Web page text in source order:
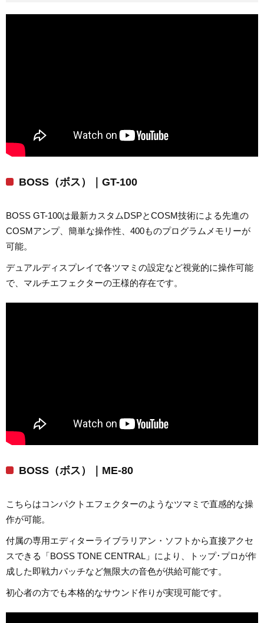
BOSS（ボス）｜GT-100
BOSS GT-100は最新カスタムDSPとCOSM技術による先進の
COSMアンプ、簡単な操作性、400ものプログラムメモリーが
可能。
デュアルディスプレイで各ツマミの設定など視覚的に操作可能
で、マルチエフェクターの王様的存在です。
BOSS（ボス）｜ME-80
こちらはコンパクトエフェクターのようなツマミで直感的な操
作が可能。
付属の専用エディターライブラリアン・ソフトから直接アクセ
スできる「BOSS TONE CENTRAL」により、トップ･プロが作
成した即戦力パッチなど無限大の音色が供給可能です。
初心者の方でも本格的なサウンド作りが実現可能です。